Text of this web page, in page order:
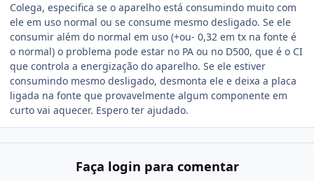
Colega, especifica se o aparelho está consumindo muito com
ele em uso normal ou se consume mesmo desligado. Se ele
consumir além do normal em uso (+ou- 0,32 em tx na fonte é
o normal) o problema pode estar no PA ou no D500, que é o CI
que controla a energização do aparelho. Se ele estiver
consumindo mesmo desligado, desmonta ele e deixa a placa
ligada na fonte que provavelmente algum componente em
curto vai aquecer. Espero ter ajudado.
Faça login para comentar